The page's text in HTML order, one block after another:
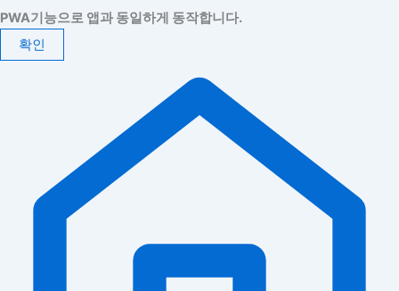
PWA기능으로 앱과 동일하게 동작합니다.
확인